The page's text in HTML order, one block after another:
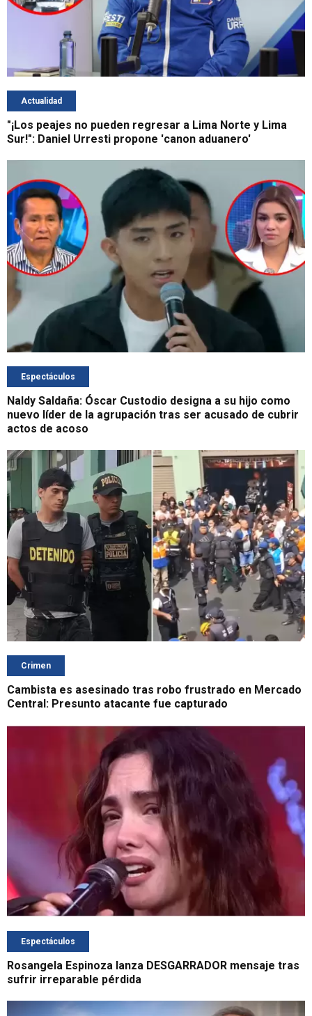
Actualidad
"¡Los peajes no pueden regresar a Lima Norte y Lima
Sur!": Daniel Urresti propone 'canon aduanero'
Espectáculos
Naldy Saldaña: Óscar Custodio designa a su hijo como
nuevo líder de la agrupación tras ser acusado de cubrir
actos de acoso
Crimen
Cambista es asesinado tras robo frustrado en Mercado
Central: Presunto atacante fue capturado
Espectáculos
Rosangela Espinoza lanza DESGARRADOR mensaje tras
sufrir irreparable pérdida